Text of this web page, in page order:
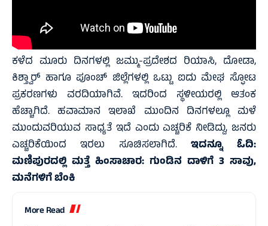
ಕಳೆದ ಮೂರು ದಿನಗಳಲ್ಲಿ ಜಮ್ಮು-ಪ್ರದೇಶದ ರಿಯಾಸಿ, ದೋಡಾ,
ಕಿಶ್ತ್ವಾರ್ ಹಾಗೂ ಪೂಂಚ್ ಜಿಲ್ಲೆಗಳಲ್ಲಿ ಒಟ್ಟು ಐದು ಮೇಘ ಸ್ಫೋಟ
ಪ್ರಕರಣಗಳು ವರದಿಯಾಗಿವೆ. ಇದರಿಂದ ಸ್ಥಳೀಯರಲ್ಲಿ ಆತಂಕ
ಹೆಚ್ಚಾಗಿದೆ. ಹವಾಮಾನ ಇಲಾಖೆ ಮುಂದಿನ ದಿನಗಳಲ್ಲೂ ಮಳೆ
ಮುಂದುವರಿಯುವ ಸಾಧ್ಯತೆ ಇದೆ ಎಂದು ಎಚ್ಚರಿಕೆ ನೀಡಿದ್ದು, ಜನರು
ಎಚ್ಚರಿಕೆಯಿಂದ ಇರಲು ಸೂಚಿಸಲಾಗಿದೆ. ಇದನ್ನೂ ಓದಿ:
ಮಣಿಪುರದಲ್ಲಿ ಮತ್ತೆ ಹಿಂಸಾಚಾರ: ಗುಂಡಿನ ದಾಳಿಗೆ 3 ಸಾವು,
ಮನೆಗಳಿಗೆ ಬೆಂಕಿ
More Read